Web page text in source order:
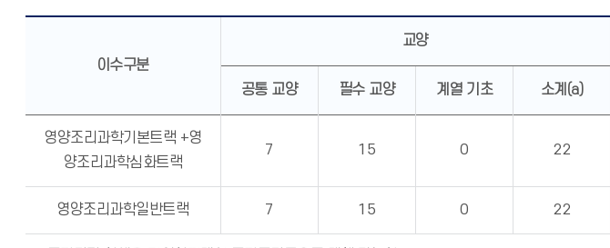
이수구분
교양
공통 교양 필수 교양 계열 기초 소계(a)
영양조리과학기본트랙 +영
양조리과학심화트랙
7 15 0 22
영양조리과학일반트랙 7 15 0 22